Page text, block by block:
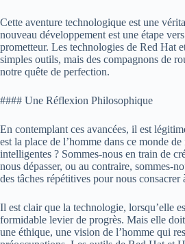
Cette aventure technologique est une
nouveau développement est une étape
prometteur. Les technologies de Red Hat
simples outils, mais des compagnons de
notre quête de perfection.
#### Une Réflexion Philosophique
En contemplant ces avancées, il est
est la place de l’homme dans ce monde
intelligentes ? Sommes-nous en train de
nous dépasser, ou au contraire, sommes-
des tâches répétitives pour nous
Il est clair que la technologie, lorsqu’elle
formidable levier de progrès. Mais elle
une éthique, une vision de l’homme qui